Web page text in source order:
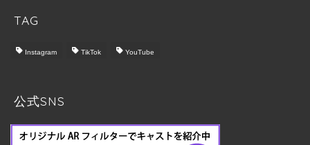
TAG
Instagram TikTok YouTube
公式SNS
料金プラン